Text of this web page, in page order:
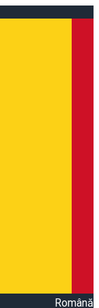
Română